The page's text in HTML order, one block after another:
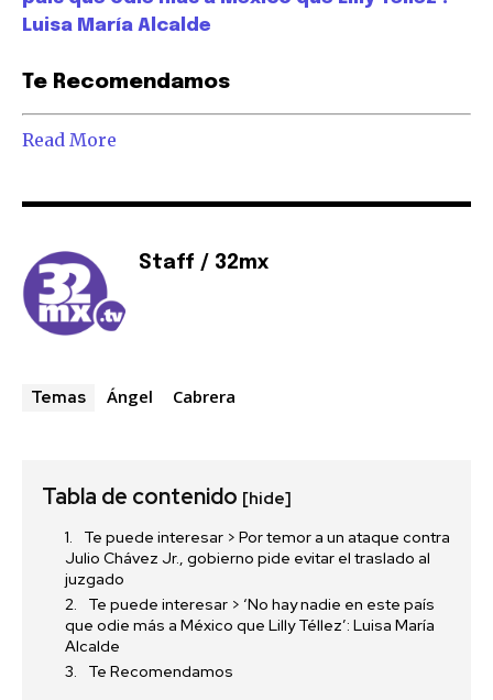
Luisa María Alcalde
Te Recomendamos
Read More
Staff / 32mx
Temas Ángel Cabrera
Tabla de contenido [hide]
Te puede interesar > Por temor a un ataque contra
Julio Chávez Jr., gobierno pide evitar el traslado al
juzgado
Te puede interesar > ‘No hay nadie en este país
que odie más a México que Lilly Téllez’: Luisa María
Alcalde
Te Recomendamos